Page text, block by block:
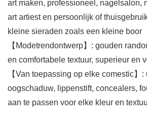
art maken, professioneel, nagelsalon,
art artiest en persoonlijk of
kleine sieraden zoals een kleine boor
【Modetrendontwerp】: gouden
en comfortabele textuur, superieur en
【Van toepassing op elke comestic】
oogschaduw, lippenstift, concealers,
aan te passen voor elke kleur en